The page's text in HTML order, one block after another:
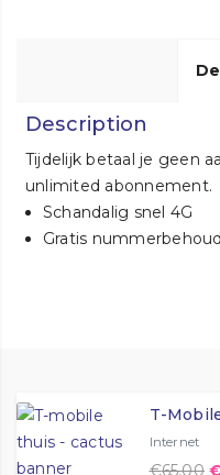
Description
Tijdelijk betaal je geen
unlimited abonnement.
Schandalig snel 4G
Gratis nummerbehoud
T-
Internet
€65,00